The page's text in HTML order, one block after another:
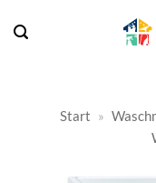
Inhalt
Start »